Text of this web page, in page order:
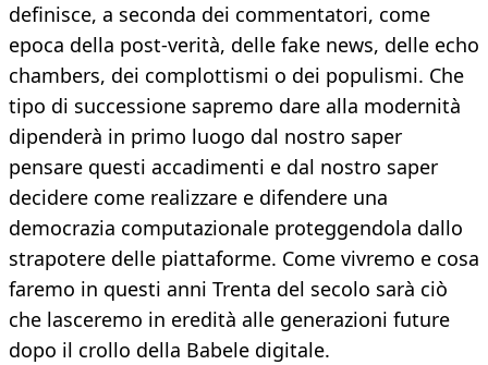
definisce, a seconda dei commentatori, come
epoca della post-verità, delle fake news, delle echo
chambers, dei complottismi o dei populismi. Che
tipo di successione sapremo dare alla modernità
dipenderà in primo luogo dal nostro saper
pensare questi accadimenti e dal nostro saper
decidere come realizzare e difendere una
democrazia computazionale proteggendola dallo
strapotere delle piattaforme. Come vivremo e cosa
faremo in questi anni Trenta del secolo sarà ciò
che lasceremo in eredità alle generazioni future
dopo il crollo della Babele digitale.